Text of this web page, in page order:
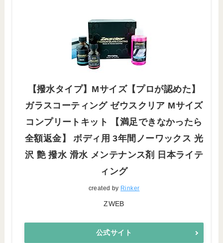
【撥水タイプ】Mサイズ【プロが認めた】
ガラスコーティング ゼウスクリア Mサイズ
コンプリートキット 【満足できなかったら
全額返金】 ボディ用 3年間ノーワックス 光
沢 艶 撥水 滑水 メンテナンス剤 日本ライテ
ィング
created by Rinker
ZWEB
公式サイト